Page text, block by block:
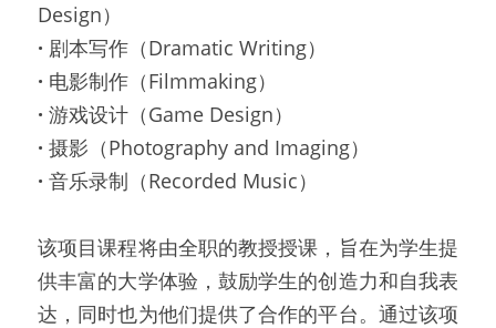
Design）
· 剧本写作（Dramatic Writing）
· 电影制作（Filmmaking）
· 游戏设计（Game Design）
· 摄影（Photography and Imaging）
· 音乐录制（Recorded Music）
该项目课程将由全职的教授授课，旨在为学生提
供丰富的大学体验，鼓励学生的创造力和自我表
达，同时也为他们提供了合作的平台。通过该项